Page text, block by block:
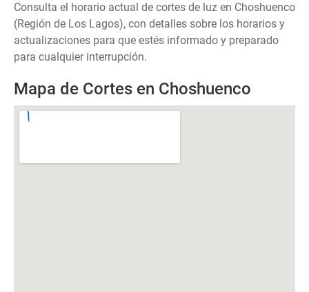
Consulta el horario actual de cortes de luz en Choshuenco
(Región de Los Lagos), con detalles sobre los horarios y
actualizaciones para que estés informado y preparado
para cualquier interrupción.
Mapa de Cortes en Choshuenco